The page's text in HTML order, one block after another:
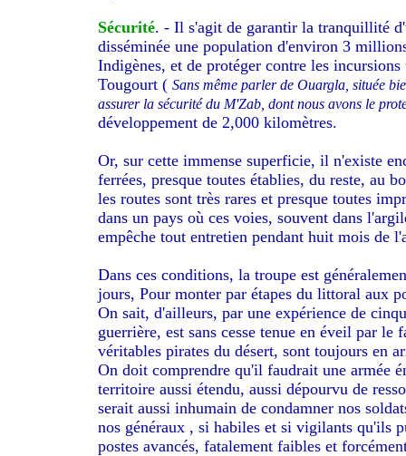
Sécurité. - Il s'agit de garantir la tranquillité
disséminée une population d'environ 3
Indigènes, et de protéger contre les
Tougourt ( Sans même parler de Ouargla, située
assurer la sécurité du M'Zab, dont nous avons le
développement de 2,000 kilomètres.
Or, sur cette immense superficie, il n'existe
ferrées, presque toutes établies, du reste, au
les routes sont très rares et presque toutes
dans un pays où ces voies, souvent dans
empêche tout entretien pendant huit mois de
Dans ces conditions, la troupe est
jours, Pour monter par étapes du littoral aux
On sait, d'ailleurs, par une expérience de
guerrière, est sans cesse tenue en éveil par
véritables pirates du désert, sont toujours en
On doit comprendre qu'il faudrait une armée
territoire aussi étendu, aussi dépourvu de
serait aussi inhumain de condamner nos
nos généraux , si habiles et si vigilants qu'ils
postes avancés, fatalement faibles et